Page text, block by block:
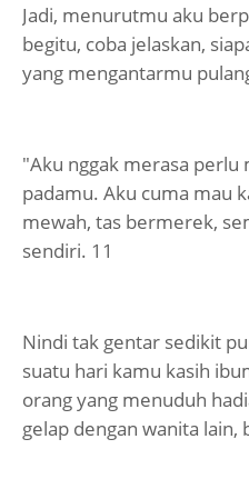
Jadi, menurutmu aku
begitu, coba jelaskan,
yang mengantarmu
"Aku nggak merasa perlu
padamu. Aku cuma mau
mewah, tas bermerek,
sendiri. 11
Nindi tak gentar sedikit
suatu hari kamu kasih
orang yang menuduh
gelap dengan wanita lain,